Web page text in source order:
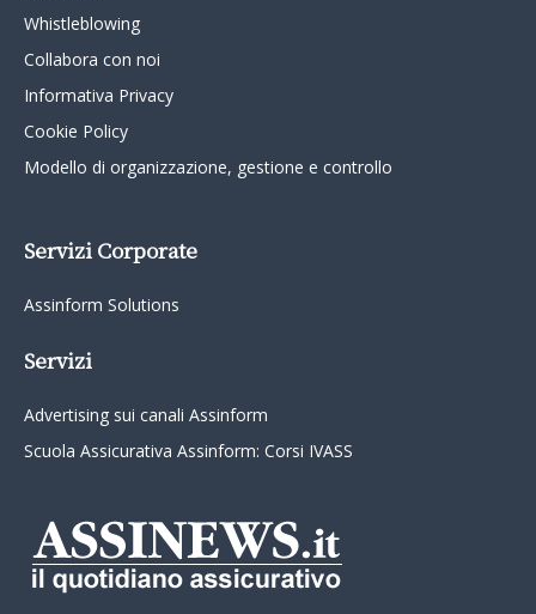
Whistleblowing
Collabora con noi
Informativa Privacy
Cookie Policy
Modello di organizzazione, gestione e controllo
Servizi Corporate
Assinform Solutions
Servizi
Advertising sui canali Assinform
Scuola Assicurativa Assinform: Corsi IVASS